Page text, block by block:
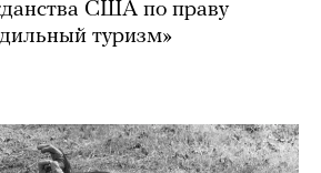
США по праву
туризм»